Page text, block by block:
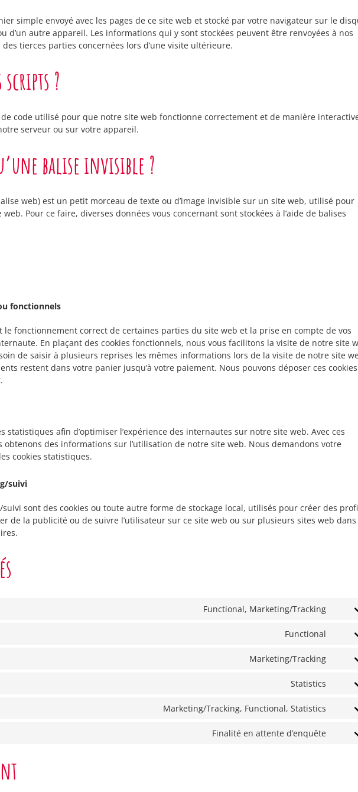
simple envoyé avec les pages de ce site web et stocké par votre navigateur sur le
d’un autre appareil. Les informations qui y sont stockées peuvent être renvoyées à nos
tierces parties concernées lors d’une visite ultérieure.
?
code utilisé pour que notre site web fonctionne correctement et de manière
serveur ou sur votre appareil.
balise invisible ?
web) est un petit morceau de texte ou d’image invisible sur un site web, utilisé pour
Pour ce faire, diverses données vous concernant sont stockées à l’aide de balises
fonctionnels
le fonctionnement correct de certaines parties du site web et la prise en compte de vos
En plaçant des cookies fonctionnels, nous vous facilitons la visite de notre site
de saisir à plusieurs reprises les mêmes informations lors de la visite de notre site
restent dans votre panier jusqu’à votre paiement. Nous pouvons déposer ces cookies
statistiques afin d’optimiser l’expérience des internautes sur notre site web. Avec ces
obtenons des informations sur l’utilisation de notre site web. Nous demandons votre
cookies statistiques.
suivi
suivi sont des cookies ou toute autre forme de stockage local, utilisés pour créer des
de la publicité ou de suivre l’utilisateur sur ce site web ou sur plusieurs sites web dans
Functional, Marketing/Tracking
Functional
Marketing/Tracking
Statistics
Marketing/Tracking, Functional, Statistics
Finalité en attente d’enquête